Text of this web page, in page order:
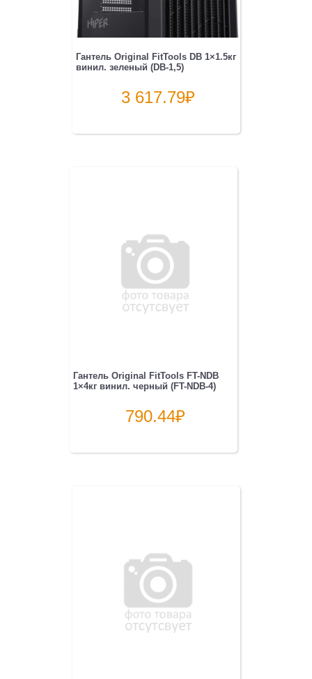
Гантель Original FitTools DB 1×1.5кг
винил. зеленый (DB-1,5)
3 617.79₽
Гантель Original FitTools FT-NDB
1×4кг винил. черный (FT-NDB-4)
790.44₽